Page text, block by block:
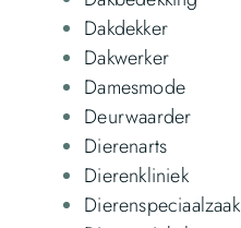
Dakdekker
Dakwerker
Damesmode
Deurwaarder
Dierenarts
Dierenkliniek
Dierenspeciaalzaak